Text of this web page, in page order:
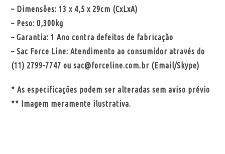
– Dimensões: 13 x 4,5 x 29cm (CxLxA)
– Peso: 0,300kg
– Garantia: 1 Ano contra defeitos de fabricação
– Sac Force Line: Atendimento ao consumidor através do
(11) 2799-7747 ou sac@forceline.com.br (Email/Skype)
* As especificações podem ser alteradas sem aviso prévio
** Imagem meramente ilustrativa.